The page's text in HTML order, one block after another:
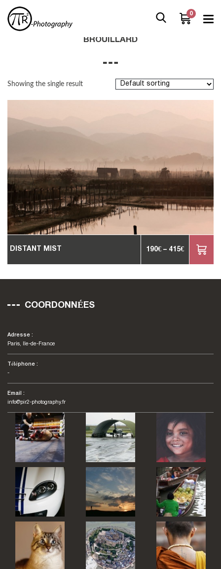
0
Home /
BROUILLARD
Showing the single result
DISTANT MIST 190€ – 415€
COORDONNÉES
Adresse :
Paris, Ile-de-France
Téléphone :
-
Email :
info@pir2-photography.fr